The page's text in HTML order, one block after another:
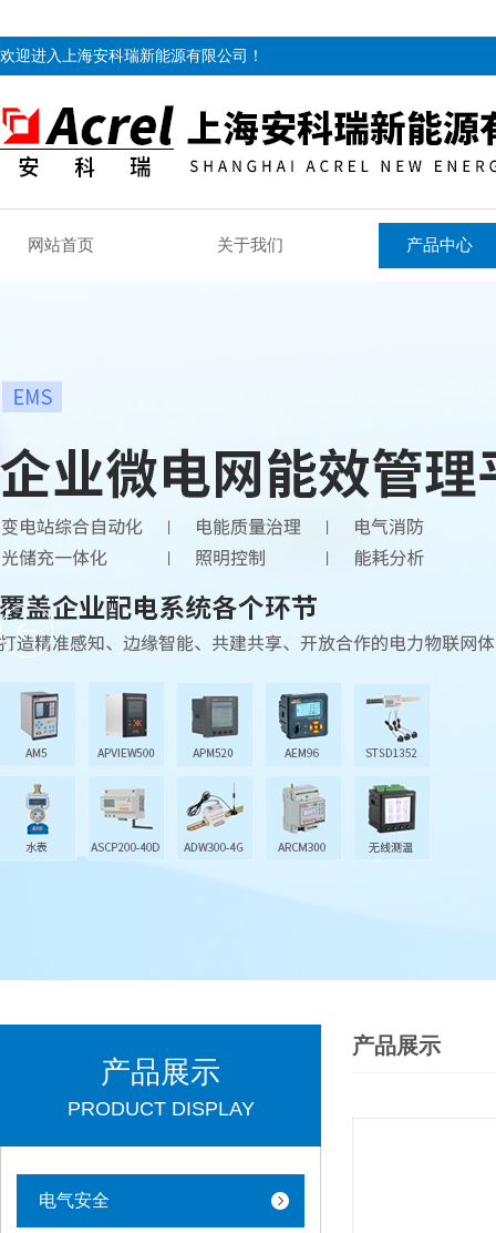
欢迎进入上海安科瑞新能源有限公司！
网站首页 关于我们 产品中心
产品展示
PRODUCT DISPLAY
电气安全
产品展示